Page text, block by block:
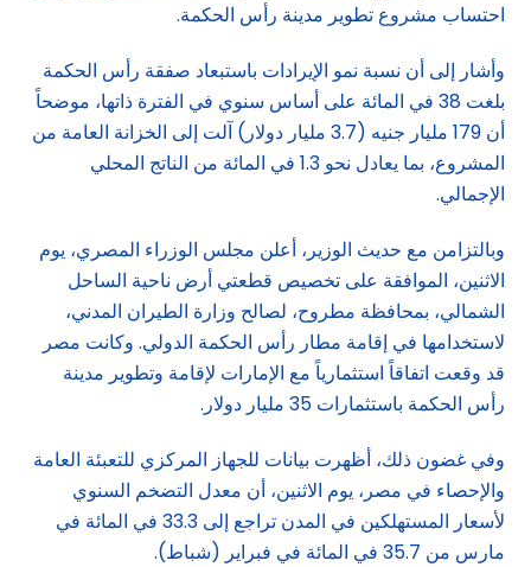
احتساب مشروع تطوير مدينة رأس الحكمة.
وأشار إلى أن نسبة نمو الإيرادات باستبعاد صفقة رأس الحكمة
بلغت 38 في المائة على أساس سنوي في الفترة ذاتها، موضحاً
أن 179 مليار جنيه (3.7 مليار دولار) آلت إلى الخزانة العامة من
المشروع، بما يعادل نحو 1.3 في المائة من الناتج المحلي
الإجمالي.
وبالتزامن مع حديث الوزير، أعلن مجلس الوزراء المصري، يوم
الاثنين، الموافقة على تخصيص قطعتي أرض ناحية الساحل
الشمالي، بمحافظة مطروح، لصالح وزارة الطيران المدني،
لاستخدامها في إقامة مطار رأس الحكمة الدولي. وكانت مصر
قد وقعت اتفاقاً استثمارياً مع الإمارات لإقامة وتطوير مدينة
رأس الحكمة باستثمارات 35 مليار دولار.
وفي غضون ذلك، أظهرت بيانات للجهاز المركزي للتعبئة العامة
والإحصاء في مصر، يوم الاثنين، أن معدل التضخم السنوي
لأسعار المستهلكين في المدن تراجع إلى 33.3 في المائة في
مارس من 35.7 في المائة في فبراير (شباط).